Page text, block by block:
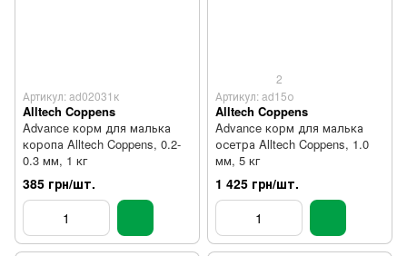
Артикул: ad02031к
Alltech Coppens
Advance корм для малька
коропа Alltech Coppens, 0.2-
0.3 мм, 1 кг
385 грн/шт.
2
Артикул: ad15о
Alltech Coppens
Advance корм для малька
осетра Alltech Coppens, 1.0
мм, 5 кг
1 425 грн/шт.